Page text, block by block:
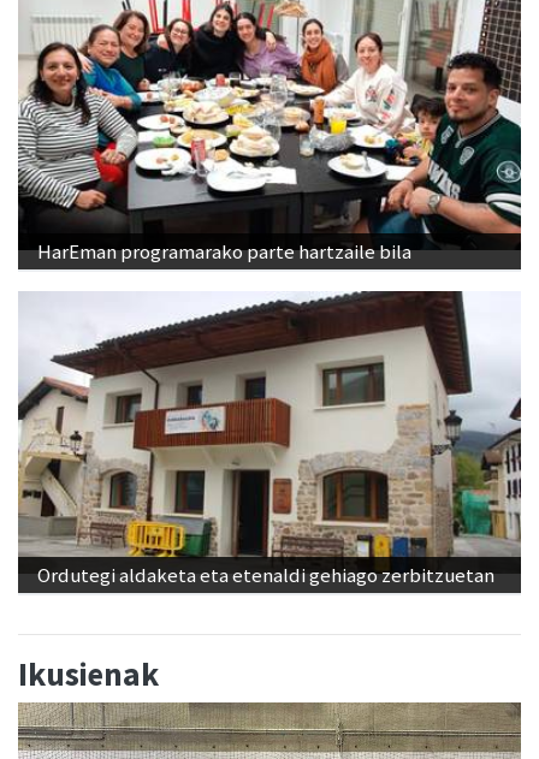
HarEman programarako parte hartzaile bila
Ordutegi aldaketa eta etenaldi gehiago zerbitzuetan
Ikusienak